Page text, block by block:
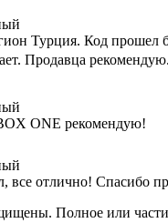
Турция. Код прошел
Продавца
ONE рекомендую!
все отлично! Спасибо
Полное или